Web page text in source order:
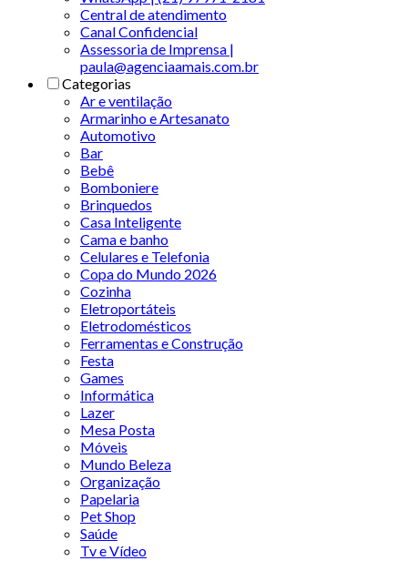
Central de atendimento
Canal Confidencial
Assessoria de Imprensa |
paula@agenciaamais.com.br
Categorias
Ar e ventilação
Armarinho e Artesanato
Automotivo
Bar
Bebê
Bomboniere
Brinquedos
Casa Inteligente
Cama e banho
Celulares e Telefonia
Copa do Mundo 2026
Cozinha
Eletroportáteis
Eletrodomésticos
Ferramentas e Construção
Festa
Games
Informática
Lazer
Mesa Posta
Móveis
Mundo Beleza
Organização
Papelaria
Pet Shop
Saúde
Tv e Vídeo